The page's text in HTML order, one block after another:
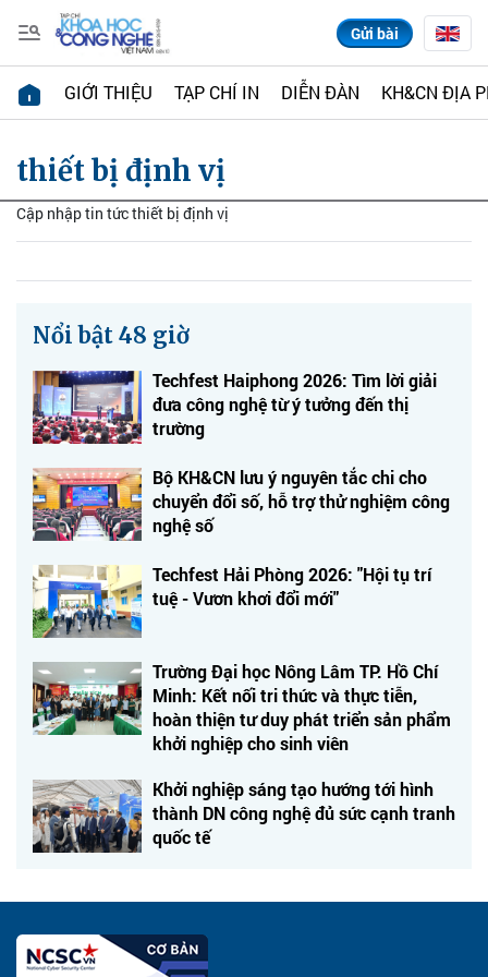
Gửi bài
GIỚI THIỆU TẠP CHÍ IN DIỄN ĐÀN KH&CN ĐỊA
thiết bị định vị
Cập nhập tin tức thiết bị định vị
Nổi bật 48 giờ
Techfest Haiphong 2026: Tìm lời giải
đưa công nghệ từ ý tưởng đến thị
trường
Bộ KH&CN lưu ý nguyên tắc chi cho
chuyển đổi số, hỗ trợ thử nghiệm công
nghệ số
Techfest Hải Phòng 2026: "Hội tụ trí
tuệ - Vươn khơi đổi mới"
Trường Đại học Nông Lâm TP. Hồ Chí
Minh: Kết nối tri thức và thực tiễn,
hoàn thiện tư duy phát triển sản phẩm
khởi nghiệp cho sinh viên
Khởi nghiệp sáng tạo hướng tới hình
thành DN công nghệ đủ sức cạnh tranh
quốc tế